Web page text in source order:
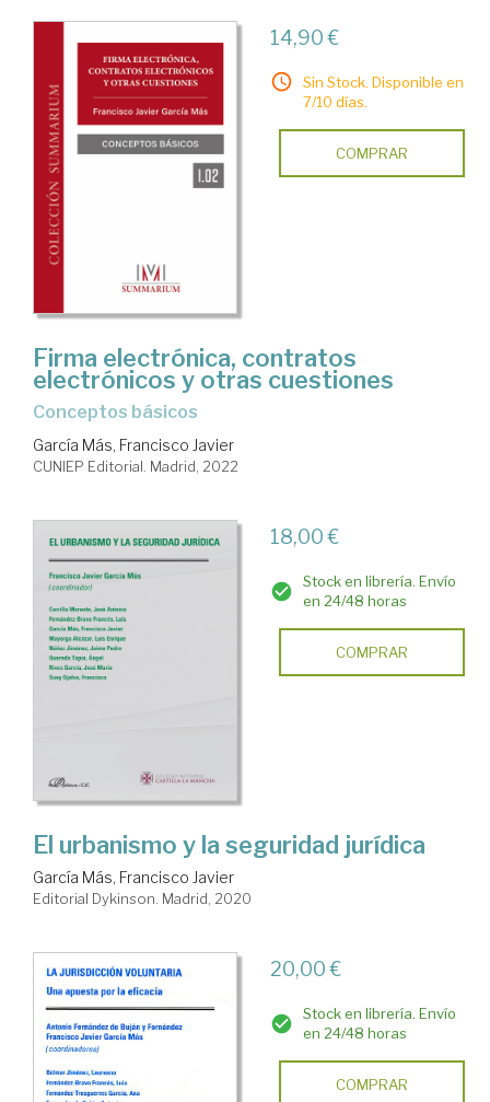
14,90 €
Sin Stock. Disponible en
7/10 días.
COMPRAR
Firma electrónica, contratos
electrónicos y otras cuestiones
conceptos básicos
García Más, Francisco Javier
CUNIEP Editorial. Madrid, 2022
18,00 €
Stock en librería. Envío
en 24/48 horas
COMPRAR
El urbanismo y la seguridad jurídica
García Más, Francisco Javier
Editorial Dykinson. Madrid, 2020
20,00 €
Stock en librería. Envío
en 24/48 horas
COMPRAR